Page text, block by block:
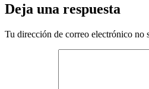
Deja una respuesta
Tu dirección de correo electrónico no